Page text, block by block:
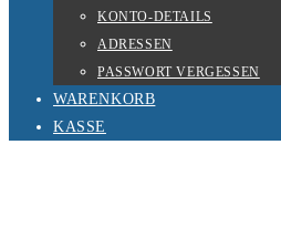
KONTO-DETAILS
ADRESSEN
PASSWORT VERGESSEN
WARENKORB
KASSE